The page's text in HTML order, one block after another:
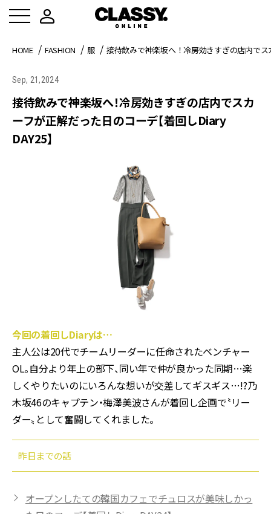
HOME FASHION 服 接待飲みで神楽坂へ！冷房効きすぎの店内で
Sep, 21,2024
接待飲みで神楽坂へ！冷房効きすぎの店内でスカ
ーフが正解だった日のコーデ【着回しDiary
DAY25】
今回の着回しDiaryは…
主人公は20代でチームリーダーに任命されたベンチャー
OL。自分より年上の部下、同い年で仲が良かった同期…楽
しくやりたいのにいろんな想いが交差してギスギス…!?乃
木坂46のキャプテン・梅澤美波さんが着回し企画で〝リー
ダー〟として奮闘してくれました。
昨日までの話
オープンしたての韓国カフェでチュロスが美味しかっ